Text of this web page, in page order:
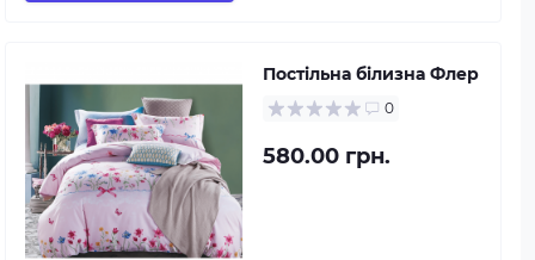
Постільна білизна Флер
0
580.00 грн.